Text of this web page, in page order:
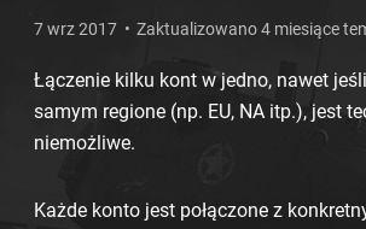
7 wrz 2017 Zaktualizowano 4 miesiące
Łączenie kilku kont w jedno, nawet
samym regione (np. EU, NA itp.), jest
niemożliwe.
Każde konto jest połączone z